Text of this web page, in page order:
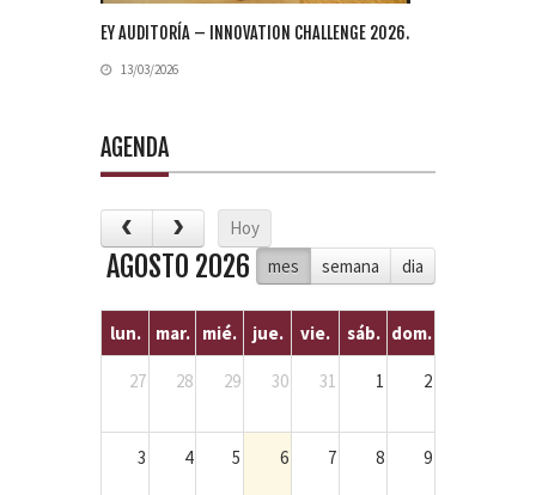
EY AUDITORÍA – INNOVATION CHALLENGE 2026.
13/03/2026
AGENDA
Hoy
mes
semana dia
AGOSTO 2026
lun. mar. mié. jue. vie. sáb. dom.
27 28 29 30 31 1 2
3 4 5 6 7 8 9